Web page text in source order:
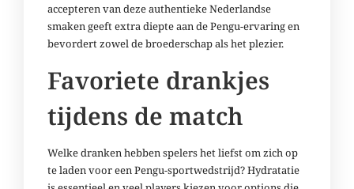
accepteren van deze authentieke Nederlandse
smaken geeft extra diepte aan de Pengu-ervaring en
bevordert zowel de broederschap als het plezier.
Favoriete drankjes
tijdens de match
Welke dranken hebben spelers het liefst om zich op
te laden voor een Pengu-sportwedstrijd? Hydratatie